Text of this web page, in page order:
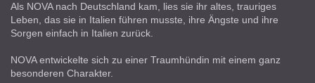
Als NOVA nach Deutschland kam, lies sie ihr altes, trauriges
Leben, das sie in Italien führen musste, ihre Ängste und ihre
Sorgen einfach in Italien zurück.
NOVA entwickelte sich zu einer Traumhündin mit einem ganz
besonderen Charakter.